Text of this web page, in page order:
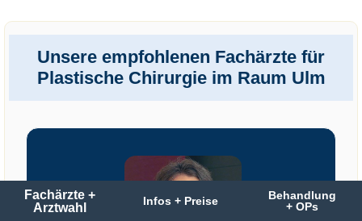
Behandlung
+ OPs
Infos + Preise
Fachärzte +
Arztwahl
Unsere empfohlenen Fachärzte für
Plastische Chirurgie im Raum Ulm